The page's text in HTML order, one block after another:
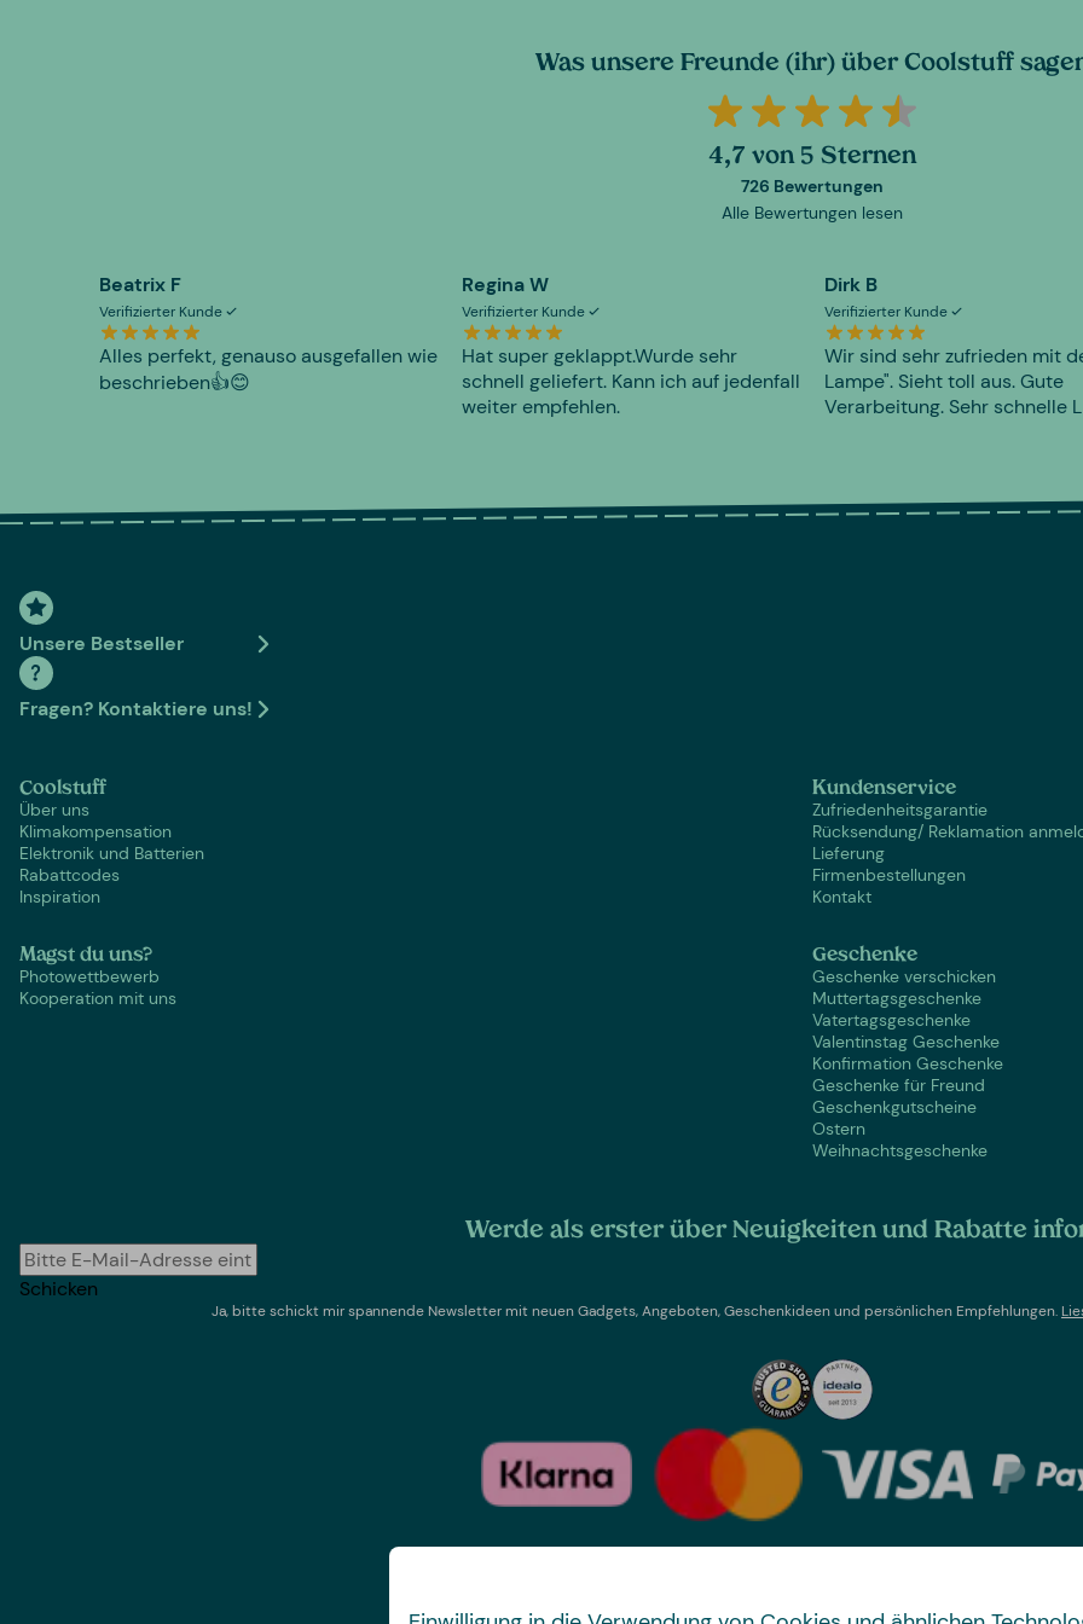
Was unsere Freunde (ihr) über Coolstuff
4,7 von 5 Sternen
726 Bewertungen
Alle Bewertungen lesen
Beatrix F
Verifizierter Kunde
Alles perfekt, genauso ausgefallen wie
beschrieben👍😊
Regina W
Verifizierter Kunde
Hat super geklappt.Wurde sehr
schnell geliefert. Kann ich auf jedenfall
weiter empfehlen.
Dirk B
Verifizierter Kunde
Wir sind sehr zufrieden mit
Lampe". Sieht toll aus. Gute
Verarbeitung. Sehr schnelle
Unsere Bestseller
Fragen? Kontaktiere uns!
Coolstuff
Über uns
Klimakompensation
Elektronik und Batterien
Rabattcodes
Inspiration
Kundenservice
Zufriedenheitsgarantie
Rücksendung/ Reklamation
Lieferung
Firmenbestellungen
Kontakt
Magst du uns?
Photowettbewerb
Kooperation mit uns
Geschenke
Geschenke verschicken
Muttertagsgeschenke
Vatertagsgeschenke
Valentinstag Geschenke
Konfirmation Geschenke
Geschenke für Freund
Geschenkgutscheine
Ostern
Weihnachtsgeschenke
Werde als erster über Neuigkeiten und Rabatte
Schicken
Ja, bitte schickt mir spannende Newsletter mit neuen Gadgets, Angeboten, Geschenkideen und persönlichen Empfehlungen.